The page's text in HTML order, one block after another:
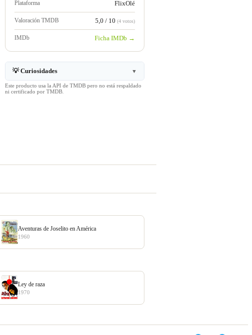
Plataforma FlixOlé
Valoración TMDB 5,0 / 10 (4 votos)
IMDb Ficha IMDb →
💡 Curiosidades ▼
Este producto usa la API de TMDB pero no está respaldado
ni certificado por TMDB.
Aventuras de Joselito en América
1960
Ley de raza
1970